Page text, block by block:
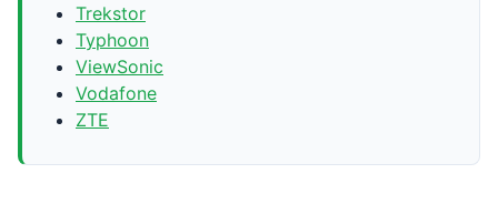
Trekstor
Typhoon
ViewSonic
Vodafone
ZTE